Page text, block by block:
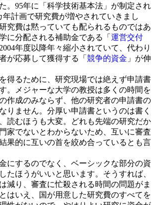
。95年に「科学技術基本法」が制定され
年計画で研究費が増やされていきまし
究費は黙っていても配られるものではあ
に分配される補助金である「 運営交付
年度以降年々縮小されていて、代わり
が応募して獲得する「 競争的資金 」が伸
得るために、研究現場では絶えず申請書
。メジャーな大学の教授は多くの時間を
作成のみならず、他の研究者の申請書の
りません。分厚い申請書というのは書く
読むほうも大変。どれも先端の研究だか
家でないとわからないため、互いに審査
果的に互いの首を絞め合っているとも言
にするのでなく、ベーシックな部分の資
たほうがいいと思います。そうすれば、
減り、審査に忙殺される時間の問題がま
はいえ、国が用意した研究費のすべてを